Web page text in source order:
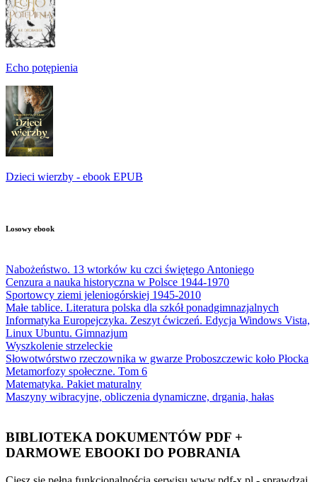
Echo potępienia
Dzieci wierzby - ebook EPUB
Losowy ebook
Nabożeństwo. 13 wtorków ku czci świętego Antoniego
Cenzura a nauka historyczna w Polsce 1944-1970
Sportowcy ziemi jeleniogórskiej 1945-2010
Małe tablice. Literatura polska dla szkół ponadgimnazjalnych
Informatyka Europejczyka. Zeszyt ćwiczeń. Edycja Windows Vista,
Linux Ubuntu. Gimnazjum
Wyszkolenie strzeleckie
Słowotwórstwo rzeczownika w gwarze Proboszczewic koło Płocka
Metamorfozy społeczne. Tom 6
Matematyka. Pakiet maturalny
Maszyny wibracyjne, obliczenia dynamiczne, drgania, hałas
BIBLIOTEKA DOKUMENTÓW PDF +
DARMOWE EBOOKI DO POBRANIA